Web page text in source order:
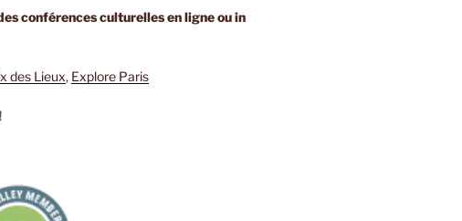
conférences culturelles en ligne ou in
des Lieux, Explore Paris